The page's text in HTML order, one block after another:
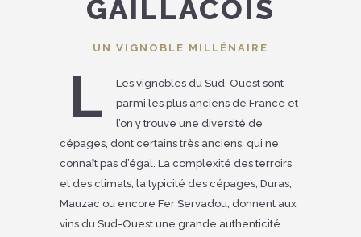
GAILLACOIS
UN VIGNOBLE MILLÉNAIRE
L
Les vignobles du Sud-Ouest sont
parmi les plus anciens de France et
l’on y trouve une diversité de
cépages, dont certains très anciens, qui ne
connaît pas d’égal. La complexité des terroirs
et des climats, la typicité des cépages, Duras,
Mauzac ou encore Fer Servadou, donnent aux
vins du Sud-Ouest une grande authenticité.